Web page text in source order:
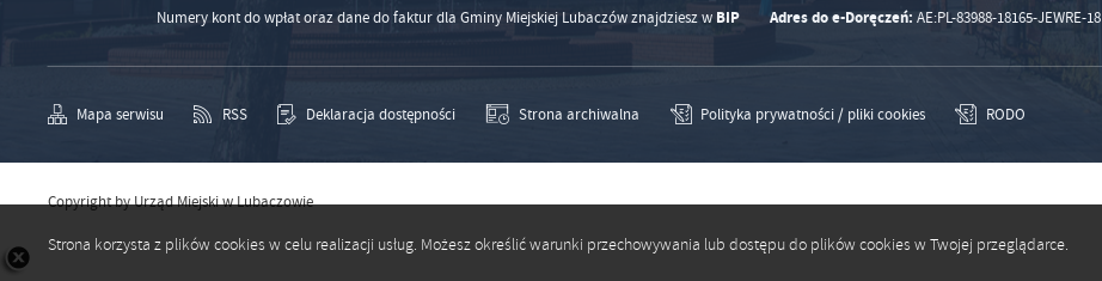
Numery kont do wpłat oraz dane do faktur dla Gminy Miejskiej Lubaczów znajdziesz w BIP Adres do e-Doręczeń: AE:PL-83988-18165-JEWRE-18
Mapa serwisu RSS Deklaracja dostępności Strona archiwalna Polityka prywatności / pliki cookies RODO
Copyright by Urząd Miejski w Lubaczowie
Strona korzysta z plików cookies w celu realizacji usług. Możesz określić warunki przechowywania lub dostępu do plików cookies w Twojej przeglądarce.